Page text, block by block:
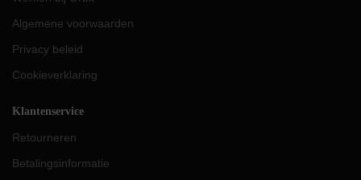
Algemene voorwaarden
Privacy beleid
Cookieverklaring
Klantenservice
Retourneren
Betalingsinformatie